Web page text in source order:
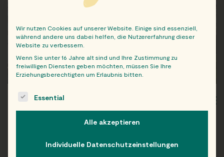
WIEN
Wir nutzen Cookies auf unserer Website. Einige sind essenziell,
während andere uns dabei helfen, die Nutzererfahrung dieser
Website zu verbessern.
Wenn Sie unter 16 Jahre alt sind und Ihre Zustimmung zu
freiwilligen Diensten geben möchten, müssen Sie Ihre
Erziehungsberechtigten um Erlaubnis bitten.
The following is a list of service groups for which consent
Essential
Alle akzeptieren
Individuelle Datenschutzeinstellungen